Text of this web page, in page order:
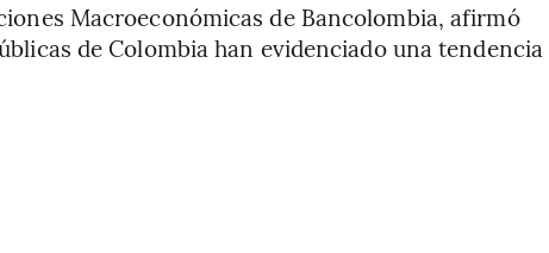
Macroeconómicas de Bancolombia, afirmó
de Colombia han evidenciado una tendencia